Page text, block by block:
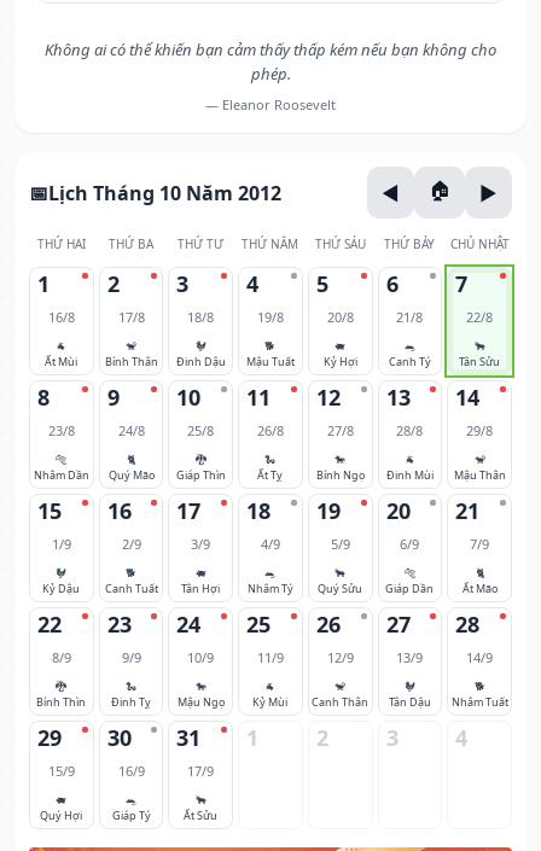
Không ai có thể khiến bạn cảm thấy thấp kém nếu bạn không cho
phép.
— Eleanor Roosevelt
Lịch Tháng 10 Năm 2012
THỨ HAI THỨ BA THỨ TƯ THỨ NĂM THỨ SÁU THỨ BẢY CHỦ NHẬT
1
16/8
🐐
Ất Mùi
2
17/8
🐒
Bính Thân
3
18/8
🐓
Đinh Dậu
4
19/8
🐕
Mậu Tuất
5
20/8
🐖
Kỷ Hợi
6
21/8
🐀
Canh Tý
7
22/8
🐂
Tân Sửu
8
23/8
🐅
Nhâm Dần
9
24/8
🐈
Quý Mão
10
25/8
🐉
Giáp Thìn
11
26/8
🐍
Ất Tỵ
12
27/8
🐎
Bính Ngọ
13
28/8
🐐
Đinh Mùi
14
29/8
🐒
Mậu Thân
15
1/9
🐓
Kỷ Dậu
16
2/9
🐕
Canh Tuất
17
3/9
🐖
Tân Hợi
18
4/9
🐀
Nhâm Tý
19
5/9
🐂
Quý Sửu
20
6/9
🐅
Giáp Dần
21
7/9
🐈
Ất Mão
22
8/9
🐉
Bính Thìn
23
9/9
🐍
Đinh Tỵ
24
10/9
🐎
Mậu Ngọ
25
11/9
🐐
Kỷ Mùi
26
12/9
🐒
Canh Thân
27
13/9
🐓
Tân Dậu
28
14/9
🐕
Nhâm Tuất
29
15/9
🐖
Quý Hợi
30
16/9
🐀
Giáp Tý
31
17/9
🐂
Ất Sửu
1 2 3 4